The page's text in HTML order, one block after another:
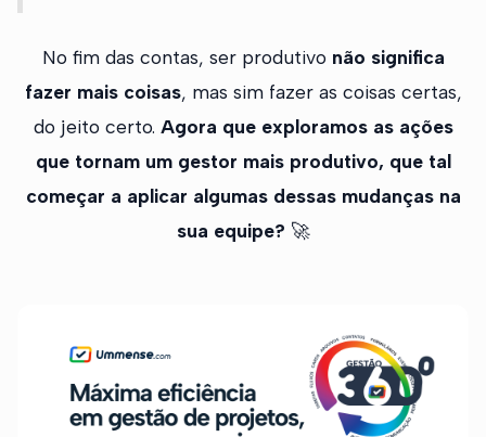
No fim das contas, ser produtivo não significa
fazer mais coisas, mas sim fazer as coisas certas,
do jeito certo. Agora que exploramos as ações
que tornam um gestor mais produtivo, que tal
começar a aplicar algumas dessas mudanças na
sua equipe? 🚀